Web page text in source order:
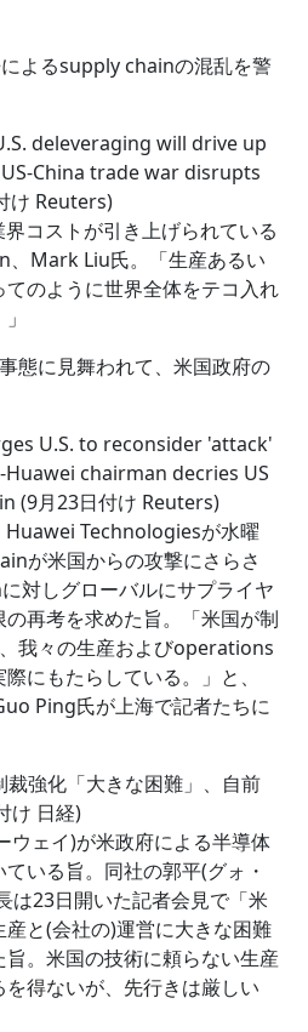
よるsupply chainの混乱を警
deleveraging will drive up
China trade war disrupts
け Reuters)
コストが引き上げられている
、Mark Liu氏。「生産あるい
のように世界全体をテコ入れ
態に見舞われて、米国政府の
U.S. to reconsider 'attack'
chairman decries US
(9月23日付け Reuters)
Technologiesが水曜
が米国からの攻撃にさらさ
対しグローバルにサプライヤ
再考を求めた旨。「米国が制
我々の生産およびoperations
にもたらしている。」と、
Ping氏が上海で記者たちに
強化「大きな困難」、自前
け 日経)
ェイ)が米政府による半導体
いる旨。同社の郭平(グォ・
は23日開いた記者会見で「米
と(会社の)運営に大きな困難
。米国の技術に頼らない生産
得ないが、先行きは厳しい